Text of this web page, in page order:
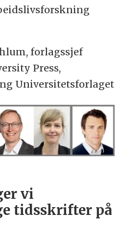
forlagssjef
Press,
Universitetsforlaget
vi
tidsskrifter på